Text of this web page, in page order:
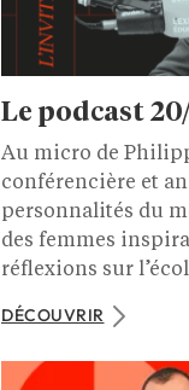
Le podcast
Au micro de
conférencière et
personnalités du
des femmes
réflexions sur
DÉCOUVRIR